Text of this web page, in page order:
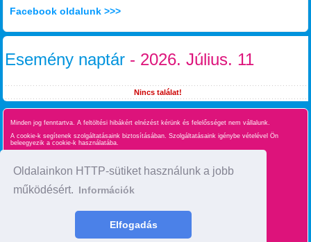
Oldalainkon HTTP-sütiket használunk a jobb
működésért. Információk
Elfogadás
Facebook oldalunk >>>
Esemény naptár - 2026. Július. 11
Nincs találat!
Minden jog fenntartva. A feltöltési hibákért elnézést kérünk és felelősséget nem vállalunk.
A cookie-k segítenek szolgáltatásaink biztosításában. Szolgáltatásaink igénybe vételével Ön
beleegyezik a cookie-k használatába.
Oldaltérkép